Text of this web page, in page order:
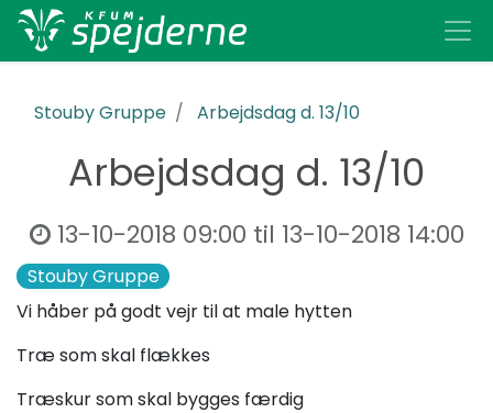
Stouby Gruppe Arbejdsdag d. 13/10
Arbejdsdag d. 13/10
13-10-2018 09:00 til 13-10-2018 14:00
Stouby Gruppe
Vi håber på godt vejr til at male hytten
Træ som skal flækkes
Træskur som skal bygges færdig